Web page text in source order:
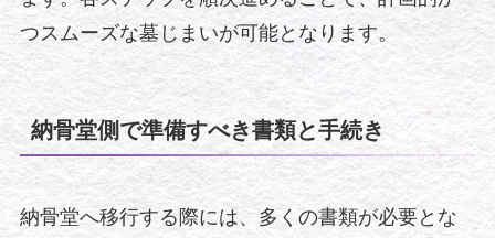
つスムーズな墓じまいが可能となります。
納骨堂側で準備すべき書類と手続き
納骨堂へ移行する際には、多くの書類が必要とな